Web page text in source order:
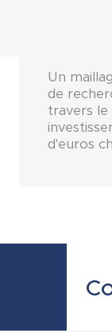
Un
de
travers
d'euros